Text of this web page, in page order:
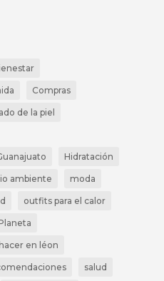
Compras
de la piel
Hidratación
ambiente moda
outfits para el calor
en léon
salud